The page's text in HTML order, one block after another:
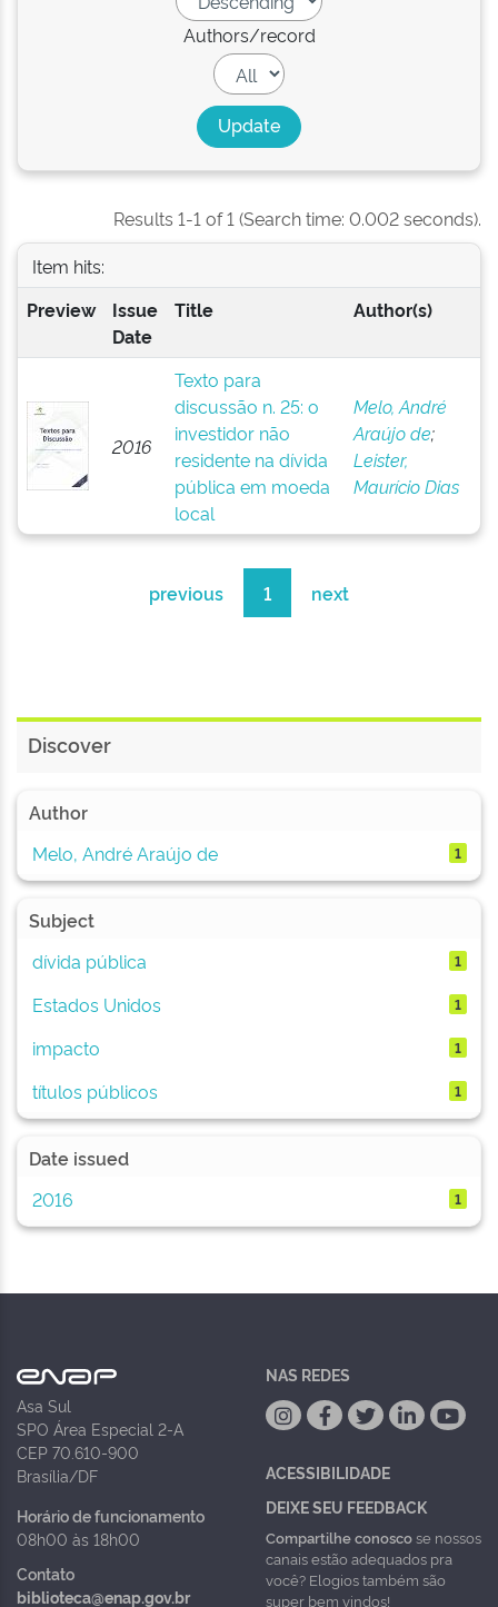
Authors/record
Results 1-1 of 1 (Search time: 0.002 seconds).
Item hits:
Preview
Issue
Date
Title Author(s)
2016
Texto para
discussão n. 25: o
investidor não
residente na dívida
pública em moeda
local
Melo, André
Araújo de;
Leister,
Maurício Dias
previous 1 next
Discover
Author
Melo, André Araújo de
1
Subject
dívida pública
1
Estados Unidos 1
impacto 1
títulos públicos 1
Date issued
2016
1
Asa Sul
SPO Área Especial 2-A
CEP 70.610-900
Brasília/DF
Horário de funcionamento
08h00 às 18h00
Contato
biblioteca@enap.gov.br
NAS REDES
ACESSIBILIDADE
DEIXE SEU FEEDBACK
Compartilhe conoscose nossos
canais estão adequados pra
você? Elogios também são
super bem vindos!